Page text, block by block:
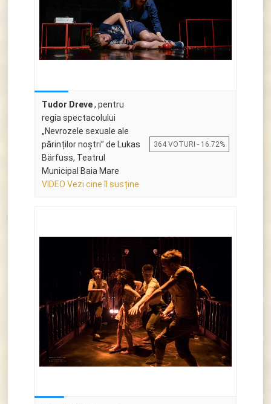
Tudor Dreve, pentru
regia spectacolului
„Nevrozele sexuale ale
părinților noștri” de Lukas
Bärfuss, Teatrul
Municipal Baia Mare
VIDEO Vezi cine îl susține
364 VOTURI - 16.72%